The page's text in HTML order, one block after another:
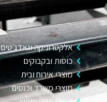
אלקטרוניקה וגאדג׳טים
כוסות ובקבוקים
מוצרי אירוח ובית
מוצרי משרד וכנסים